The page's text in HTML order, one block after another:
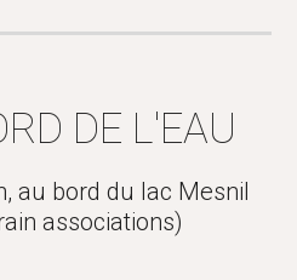
DE L'EAU
au bord du lac Mesnil
associations)